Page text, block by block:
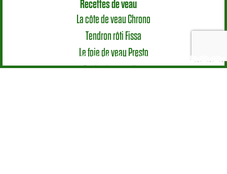
Recettes de veau
La côte de veau Chrono
Tendron rôti Fissa
Le foie de veau Presto
Toutes les recettes